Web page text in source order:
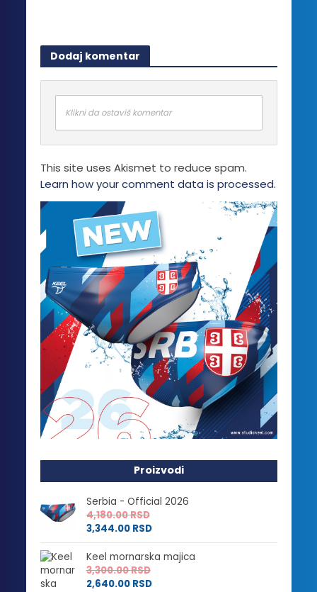
Dodaj komentar
Klikni da ostaviš komentar
This site uses Akismet to reduce spam.
Learn how your comment data is processed.
Proizvodi
Serbia - Official 2026
4,180.00RSD
3,344.00 RSD
Keel mornarska majica
3,300.00RSD
2,640.00 RSD